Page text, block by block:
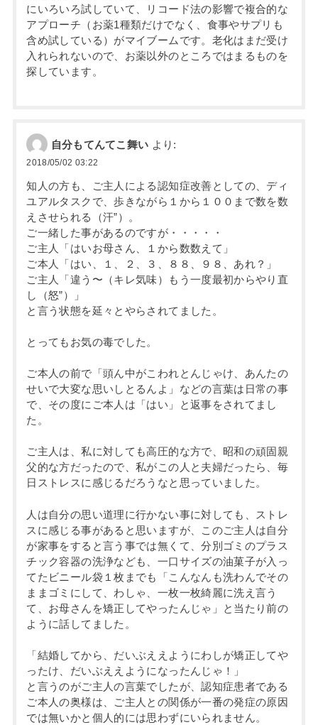
にいろいろ試していて、リコード法の影響で複合的な
アプローチ（お薬1種類だけでなく、食事やサプリも
含め試している）がマイブームです。老化はまだ受け
入れられないので、お薬以外のところではまるものを
探しています。
自分もてんてこ舞い より:
2018/05/02 03:22
知人の方も、ご主人による認知症改善としての、ディ
ユアルタスクで、歩きながら１から１００まで数を数
えさせられる（汗”）。
ご一緒した事があるのですが・・・・・
ご主人「はいお母さん、１から数数えて」
ご本人「はい、１、２、３、８８、９８、あれ？」
ご主人「違う〜（キレ気味）もう一度最初からやり直
し（怒”）」
と言う状態を延々とやらされてました。
とってもお気の毒でした。
ご本人の前で「頭ん中がこわれとんじゃけ、あんたの
せいで大変な思いしとるんよ」などの言葉は日常の事
で、その度にご本人は「はい」と返事をされてまし
た。
ご主人は、私に対しても高圧的な方で、昭和の頑固親
父的な方だったので、私がこの人と夫婦だったら、毎
日ストレスに感じるだろうなと思っていました。
人は自分の思い道理に行かない事に対しても、ストレ
スに感じる事があると思いますが、このご主人は自分
が家事をすると言う事では無くて、分別ゴミのプラス
チック容器の洗浄なども、一口サイズの油菓子が入っ
てたビニール袋１枚までも「こんなんも洗わんでその
ままゴミにして、わしゃ、一枚一枚綺麗に洗え言う
て、お母さんを矯正してやったんじゃ」と当たり前の
ように話してました。
「結婚してから、だいぶええようにわしが矯正してや
ったけ、だいぶええようになったんじゃ！」
と言うのがご主人の言葉でしたが、認知症患者である
ご本人の奥様は、ご主人との関係が一番の発症の原因
では無いかと個人的には思わずにいられません。